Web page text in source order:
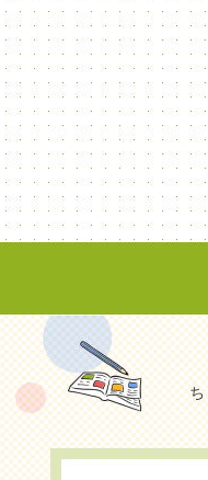
ち